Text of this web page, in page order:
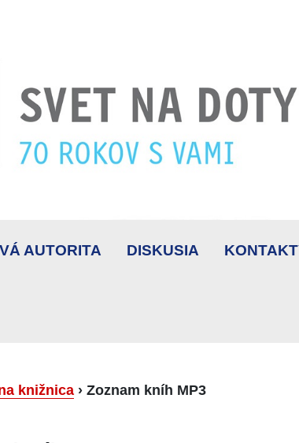
AUTORITA DISKUSIA
knižnica › Zoznam kníh MP3